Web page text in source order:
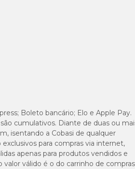
Boleto bancário; Elo e Apple Pay.
cumulativos. Diante de duas ou
isentando a Cobasi de qualquer
para compras via internet,
apenas para produtos vendidos e
válido é o do carrinho de